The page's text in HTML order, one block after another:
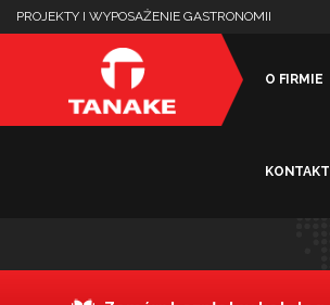
PROJEKTY I WYPOSAŻENIE GASTRONOMII
O FIRMIE
KONTAKT